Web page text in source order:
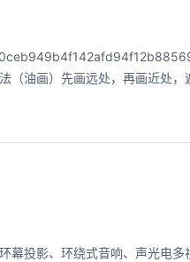
油画）先画远处，再画近处，
幕投影、环绕式音响、声光电